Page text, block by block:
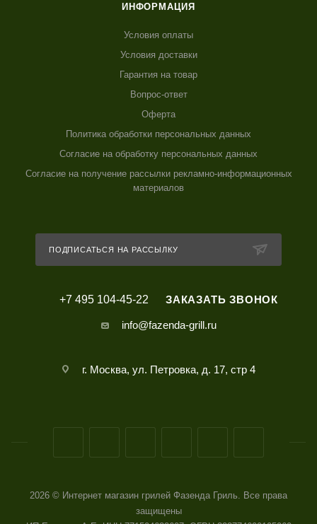
ИНФОРМАЦИЯ
Условия оплаты
Условия доставки
Гарантия на товар
Вопрос-ответ
Оферта
Политика обработки персональных данных
Согласие на обработку персональных данных
Согласие на получение рассылки рекламно-информационных
материалов
ПОДПИСАТЬСЯ НА РАССЫЛКУ
+7 495 104-45-22 ЗАКАЗАТЬ ЗВОНОК
info@fazenda-grill.ru
г. Москва, ул. Петровка, д. 17, стр 4
2026 © Интернет магазин грилей Фазенда Гриль. Все права
защищены